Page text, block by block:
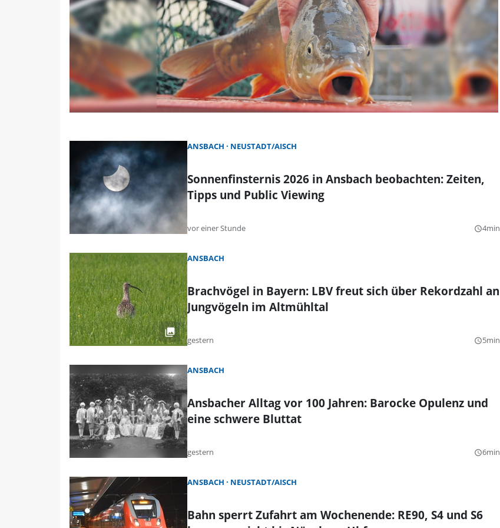
ANSBACH NEUSTADT/AISCH
Sonnenfinsternis 2026 in Ansbach beobachten: Zeiten,
Tipps und Public Viewing
vor einer Stunde query_builder4min
ANSBACH
Brachvögel in Bayern: LBV freut sich über Rekordzahl an
Jungvögeln im Altmühltal
gestern query_builder5min
ANSBACH
Ansbacher Alltag vor 100 Jahren: Barocke Opulenz und
eine schwere Bluttat
gestern query_builder6min
ANSBACH NEUSTADT/AISCH
Bahn sperrt Zufahrt am Wochenende: RE90, S4 und S6